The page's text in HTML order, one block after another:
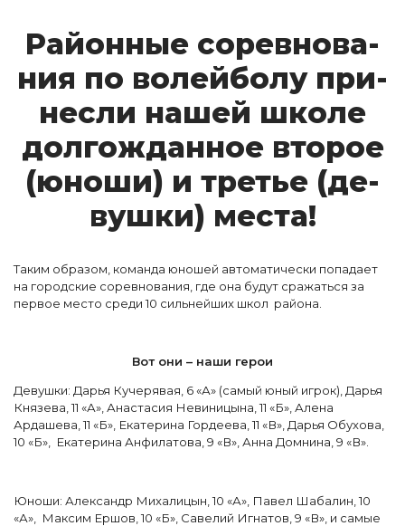
Рай­он­ные со­рев­но­ва­
ния по во­лей­бо­лу при­
нес­ли на­шей шко­ле
дол­гождан­ное вто­рое
(ю­но­ши) и третье (де­
вуш­ки) мес­та!
Таким образом, команда юношей автоматически попадает
на городские соревнования, где она будут сражаться за
первое место среди 10 сильнейших школ района.
Вот они – наши герои
Девушки: Дарья Кучерявая, 6 «А» (самый юный игрок), Дарья
Князева, 11 «А», Анастасия Невиницына, 11 «Б», Алена
Ардашева, 11 «Б», Екатерина Гордеева, 11 «В», Дарья Обухова,
10 «Б», Екатерина Анфилатова, 9 «В», Анна Домнина, 9 «В».
Юноши: Александр Михалицын, 10 «А», Павел Шабалин, 10
«А», Максим Ершов, 10 «Б», Савелий Игнатов, 9 «В», и самые